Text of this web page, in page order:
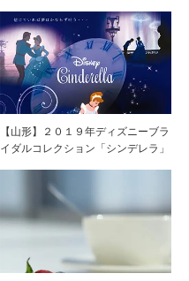
【山形】２０１９年ディズニーブラ
イダルコレクション「シンデレラ」